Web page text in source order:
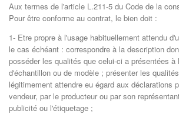
Aux termes de l'article L.211-5 du Code de la
Pour être conforme au contrat, le bien doit :
1- Etre propre à l'usage habituellement attendu
le cas échéant : correspondre à la description
posséder les qualités que celui-ci a présentées à
d'échantillon ou de modèle ; présenter les
légitimement attendre eu égard aux déclarations
vendeur, par le producteur ou par son
publicité ou l'étiquetage ;